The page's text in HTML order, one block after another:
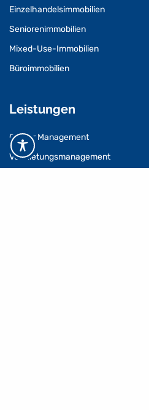
Einzelhandelsimmobilien
Seniorenimmobilien
Mixed-Use-Immobilien
Büroimmobilien
Leistungen
Center Management
Vermietungsmanagement